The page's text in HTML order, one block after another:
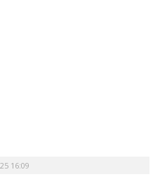
16:09